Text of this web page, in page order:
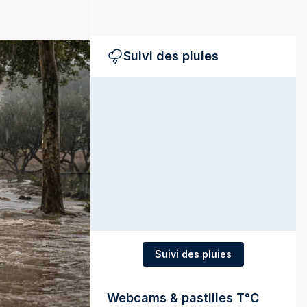
Suivi des pluies
Suivi des pluies
Webcams & pastilles T°C